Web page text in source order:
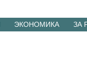
ЭКОНОМИКА ЗА